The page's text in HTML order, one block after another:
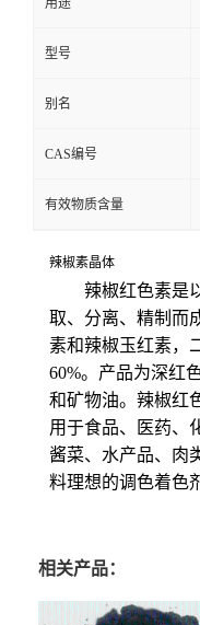
用途
型号
别名
CAS编号
有效物质含量
辣椒素晶体
辣椒红色素是以
取、分离、精制而
素和辣椒玉红素，
60%。产品为深红
和矿物油。辣椒红
用于食品、医药、
酱菜、水产品、肉
料理想的调色着色
相关产品：